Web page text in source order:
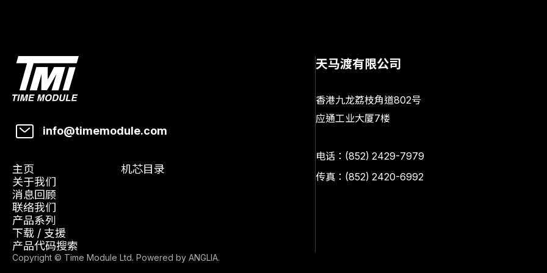
info@timemodule.com
主页
关于我们
消息回顾
联络我们
产品系列
下载 / 支援
产品代码搜索
机芯目录
天马渡有限公司
香港九龙荔枝角道802号
应通工业大厦7楼
电话： (852) 2429-7979
传真：(852) 2420-6992
Copyright © Time Module Ltd. Powered by ANGLIA.